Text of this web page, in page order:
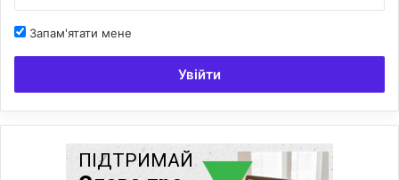
Запам'ятати мене
Увійти